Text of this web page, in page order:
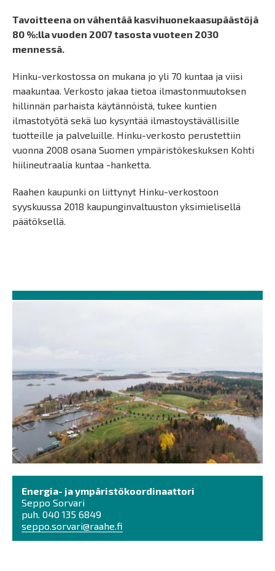
Tavoitteena on vähentää kasvihuonekaasupäästöjä
80 %:lla vuoden 2007 tasosta vuoteen 2030
mennessä.
Hinku-verkostossa on mukana jo yli 70 kuntaa ja viisi
maakuntaa. Verkosto jakaa tietoa ilmastonmuutoksen
hillinnän parhaista käytännöistä, tukee kuntien
ilmastotyötä sekä luo kysyntää ilmastoystävällisille
tuotteille ja palveluille. Hinku-verkosto perustettiin
vuonna 2008 osana Suomen ympäristökeskuksen Kohti
hiilineutraalia kuntaa -hanketta.
Raahen kaupunki on liittynyt Hinku-verkostoon
syyskuussa 2018 kaupunginvaltuuston yksimielisellä
päätöksellä.
Energia- ja ympäristökoordinaattori
Seppo Sorvari
puh. 040 135 6849
seppo.sorvari@raahe.fi